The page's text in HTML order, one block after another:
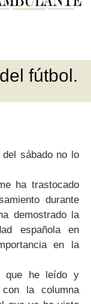
fútbol.
sábado no lo
ha trastocado
durante
demostrado la
española en
en la
que he leído y
la columna